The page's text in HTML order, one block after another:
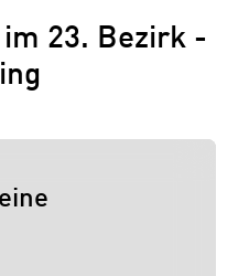
23. Bezirk -